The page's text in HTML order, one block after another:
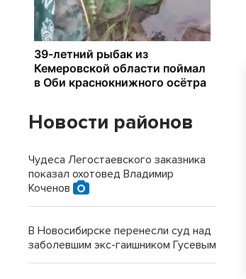
Новости районов
Чудеса Легостаевского заказника
показал охотовед Владимир
Коченов
В Новосибирске перенесли суд над
заболевшим экс-гаишником Гусевым